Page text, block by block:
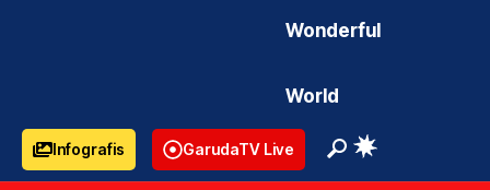
Wonderful
World
Infografis GarudaTV Live